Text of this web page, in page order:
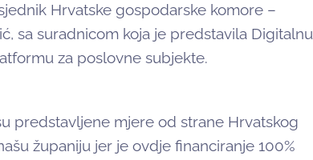
Hrvatske gospodarske komore –
sa suradnicom koja je predstavila Digitalnu
za poslovne subjekte.
predstavljene mjere od strane Hrvatskog
županiju jer je ovdje financiranje 100%